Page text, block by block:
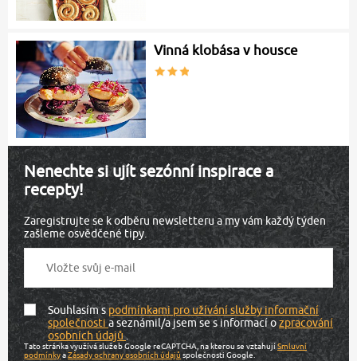
Vinná klobása v housce
Nenechte si ujít sezónní inspirace a
recepty!
Zaregistrujte se k odběru newsletteru a my vám každý týden
zašleme osvědčené tipy.
Souhlasím spodmínkami pro užívání služby informační
společnostia seznámil/a jsem se s informací ozpracování
osobních údajů.
Tato stránka využívá služeb Google reCAPTCHA, na kterou se vztahujíSmluvní
podmínkyaZásady ochrany osobních údajůspolečnosti Google.